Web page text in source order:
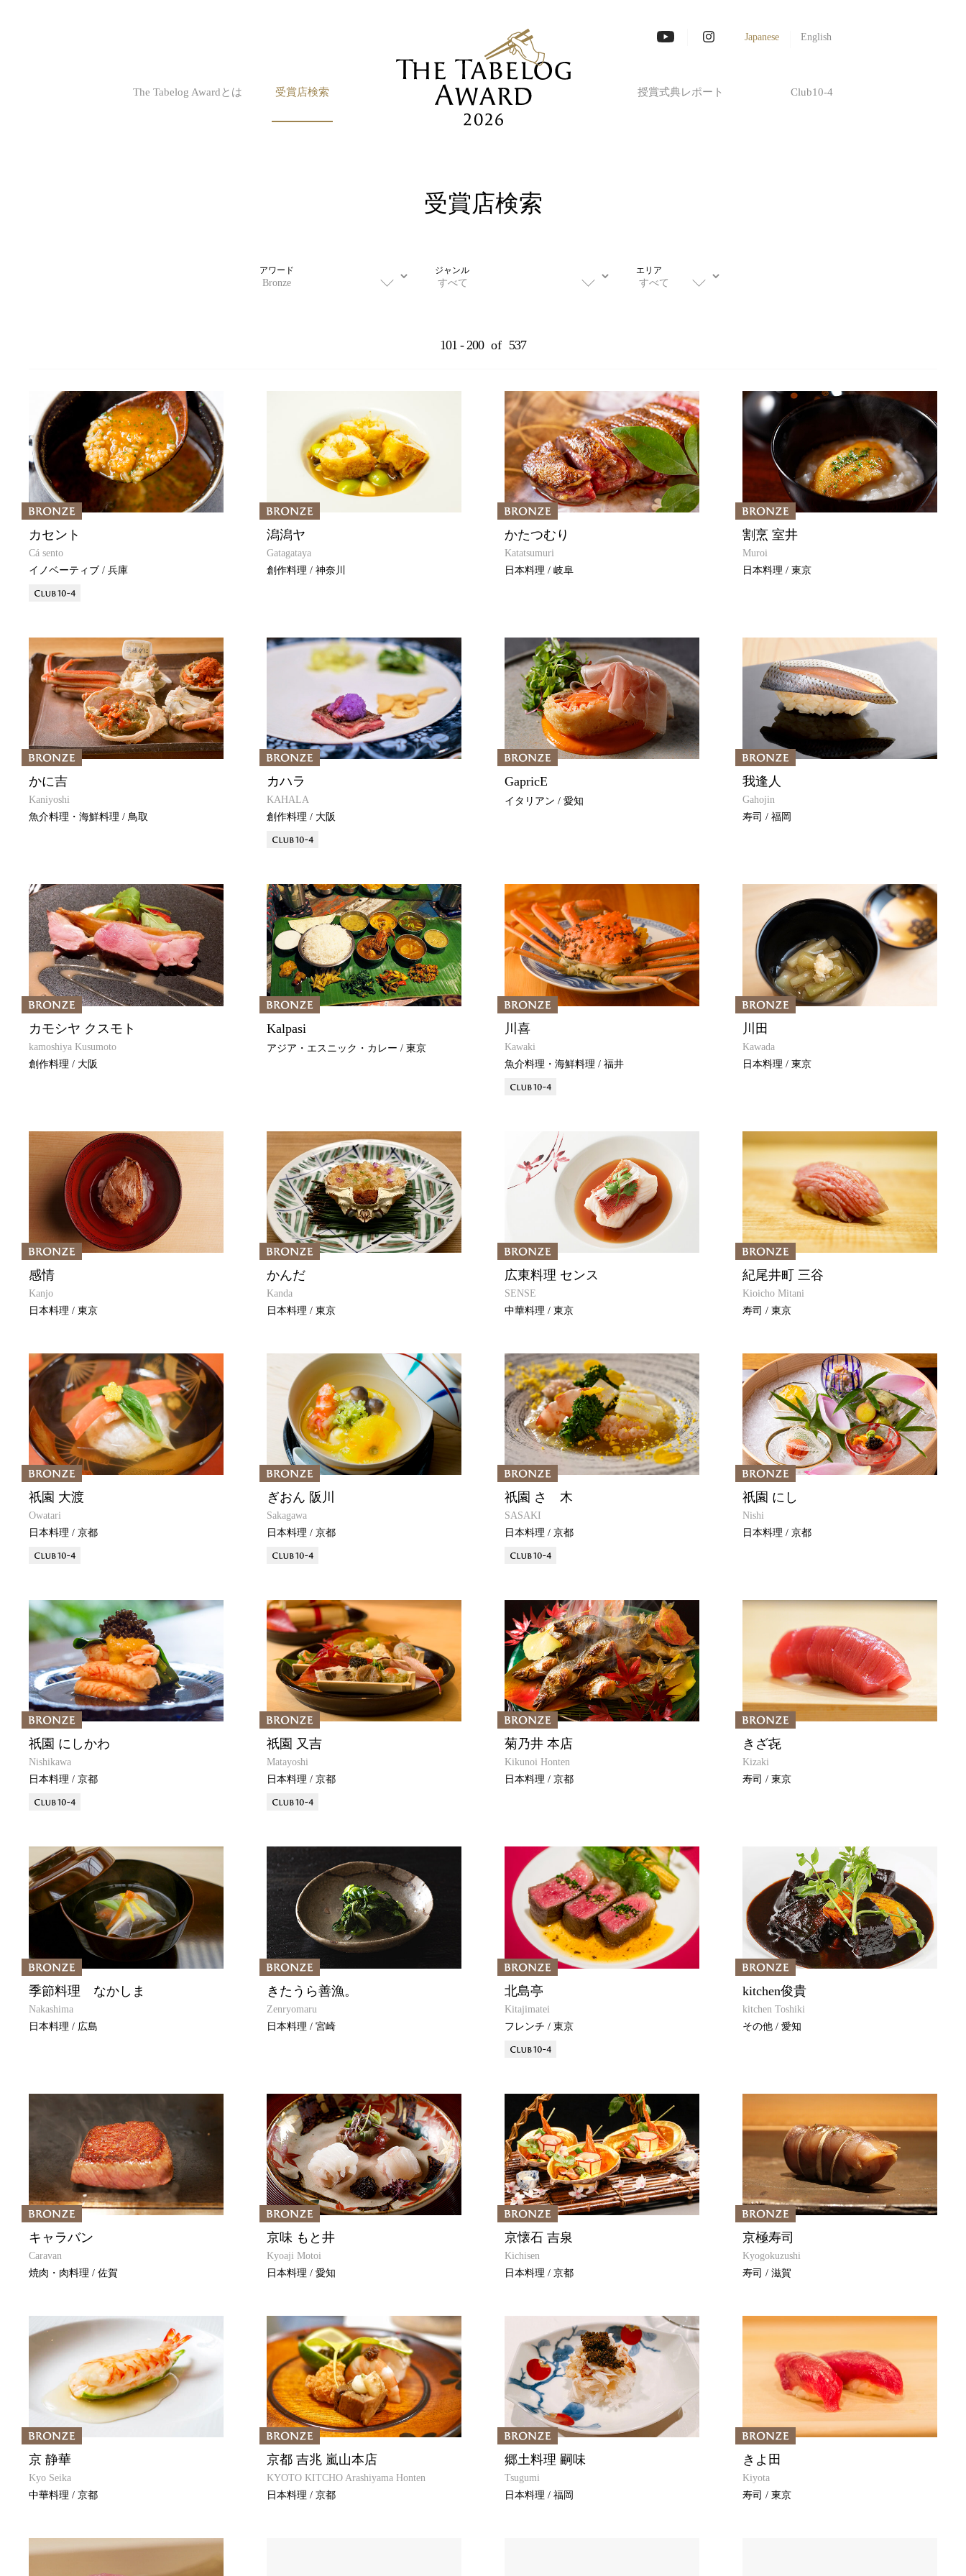
Japanese English
The Tabelog Awardとは 受賞店検索 授賞式典レポート Club10-4
受賞店検索
アワード ジャンル エリア
101 - 200 of 537
カセント
Cá sento
イノベーティブ / 兵庫
潟潟ヤ
Gatagataya
創作料理 / 神奈川
かたつむり
Katatsumuri
日本料理 / 岐阜
割烹 室井
Muroi
日本料理 / 東京
かに吉
Kaniyoshi
魚介料理・海鮮料理 / 鳥取
カハラ
KAHALA
創作料理 / 大阪
GapricE
イタリアン / 愛知
我逢人
Gahojin
寿司 / 福岡
カモシヤ クスモト
kamoshiya Kusumoto
創作料理 / 大阪
Kalpasi
アジア・エスニック・カレー / 東京
川喜
Kawaki
魚介料理・海鮮料理 / 福井
川田
Kawada
日本料理 / 東京
感情
Kanjo
日本料理 / 東京
かんだ
Kanda
日本料理 / 東京
広東料理 センス
SENSE
中華料理 / 東京
紀尾井町 三谷
Kioicho Mitani
寿司 / 東京
祇園 大渡
Owatari
日本料理 / 京都
ぎおん 阪川
Sakagawa
日本料理 / 京都
祇園 さゝ木
SASAKI
日本料理 / 京都
祇園 にし
Nishi
日本料理 / 京都
祇園 にしかわ
Nishikawa
日本料理 / 京都
祇園 又吉
Matayoshi
日本料理 / 京都
菊乃井 本店
Kikunoi Honten
日本料理 / 京都
きざ㐂
Kizaki
寿司 / 東京
季節料理 なかしま
Nakashima
日本料理 / 広島
きたうら善漁。
Zenryomaru
日本料理 / 宮崎
北島亭
Kitajimatei
フレンチ / 東京
kitchen俊貴
kitchen Toshiki
その他 / 愛知
キャラバン
Caravan
焼肉・肉料理 / 佐賀
京味 もと井
Kyoaji Motoi
日本料理 / 愛知
京懐石 吉泉
Kichisen
日本料理 / 京都
京極寿司
Kyogokuzushi
寿司 / 滋賀
京 静華
Kyo Seika
中華料理 / 京都
京都 吉兆 嵐山本店
KYOTO KITCHO Arashiyama Honten
日本料理 / 京都
郷土料理 嗣味
Tsugumi
日本料理 / 福岡
きよ田
Kiyota
寿司 / 東京